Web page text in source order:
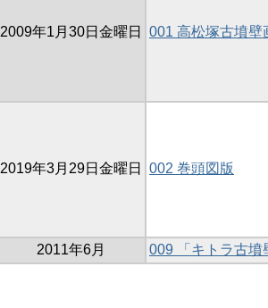
2009年1月30日金曜日 001 高松塚古墳壁
2019年3月29日金曜日 002 巻頭図版
2011年6月 009 「キトラ古墳